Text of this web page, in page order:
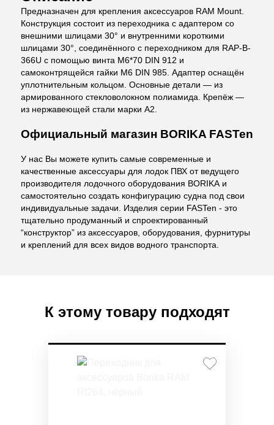
Предназначен для крепления аксессуаров RAM Mount.
Конструкция состоит из переходника с адаптером со
внешними шлицами 30° и внутренними короткими
шлицами 30°, соединённого с переходником для RAP-B-
366U с помощью винта M6*70 DIN 912 и
самоконтрящейся гайки M6 DIN 985. Адаптер оснащён
уплотнительным кольцом. Основные детали — из
армированного стекловолокном полиамида. Крепёж —
из нержавеющей стали марки А2.
Официальный магазин BORIKA FASTen
У нас Вы можете купить самые современные и
качественные аксессуары для лодок ПВХ от ведущего
производителя лодочного оборудования BORIKA и
самостоятельно создать конфигурацию судна под свои
индивидуальные задачи. Изделия серии FASTen - это
тщательно продуманный и спроектированный
“конструктор” из аксессуаров, оборудования, фурнитуры
и креплений для всех видов водного транспорта.
К этому товару подходят